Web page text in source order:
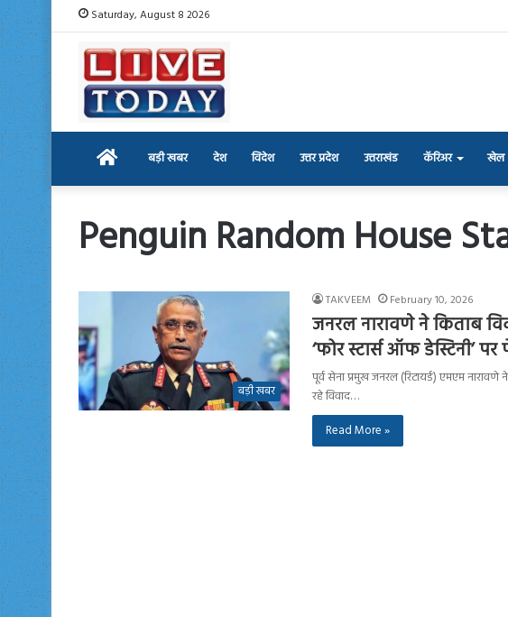
Saturday, August 8 2026
Home बड़ी खबर देश विदेश उत्तर प्रदेश उत्तराखंड कॅरिअर खेल
Penguin Random House
बड़ी खबर
TAKVEEM February 10, 2026
जनरल नारावणे ने किताब
‘फोर स्टार्स ऑफ डेस्टिनी’
पूर्व सेना प्रमुख जनरल (रिटायर्ड) एमएम
रहे विवाद…
Read More »